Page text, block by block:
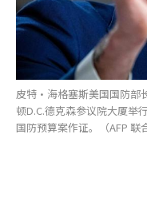
皮特·海格塞斯美国国防部
顿D.C.德克森参议院大厦举
国防预算案作证。（AFP 联